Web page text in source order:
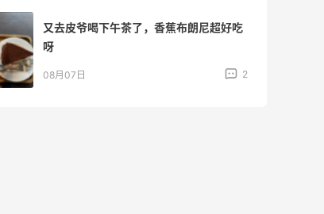
又去皮爷喝下午茶了，香蕉布朗尼超好吃
呀
08月07日 2